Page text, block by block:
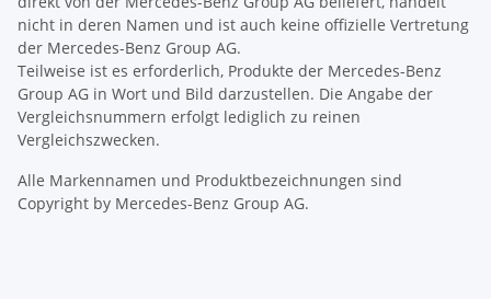
nicht in deren Namen und ist auch keine offizielle Vertretung
der Mercedes-Benz Group AG.
Teilweise ist es erforderlich, Produkte der Mercedes-Benz
Group AG in Wort und Bild darzustellen. Die Angabe der
Vergleichsnummern erfolgt lediglich zu reinen
Vergleichszwecken.
Alle Markennamen und Produktbezeichnungen sind
Copyright by Mercedes-Benz Group AG.